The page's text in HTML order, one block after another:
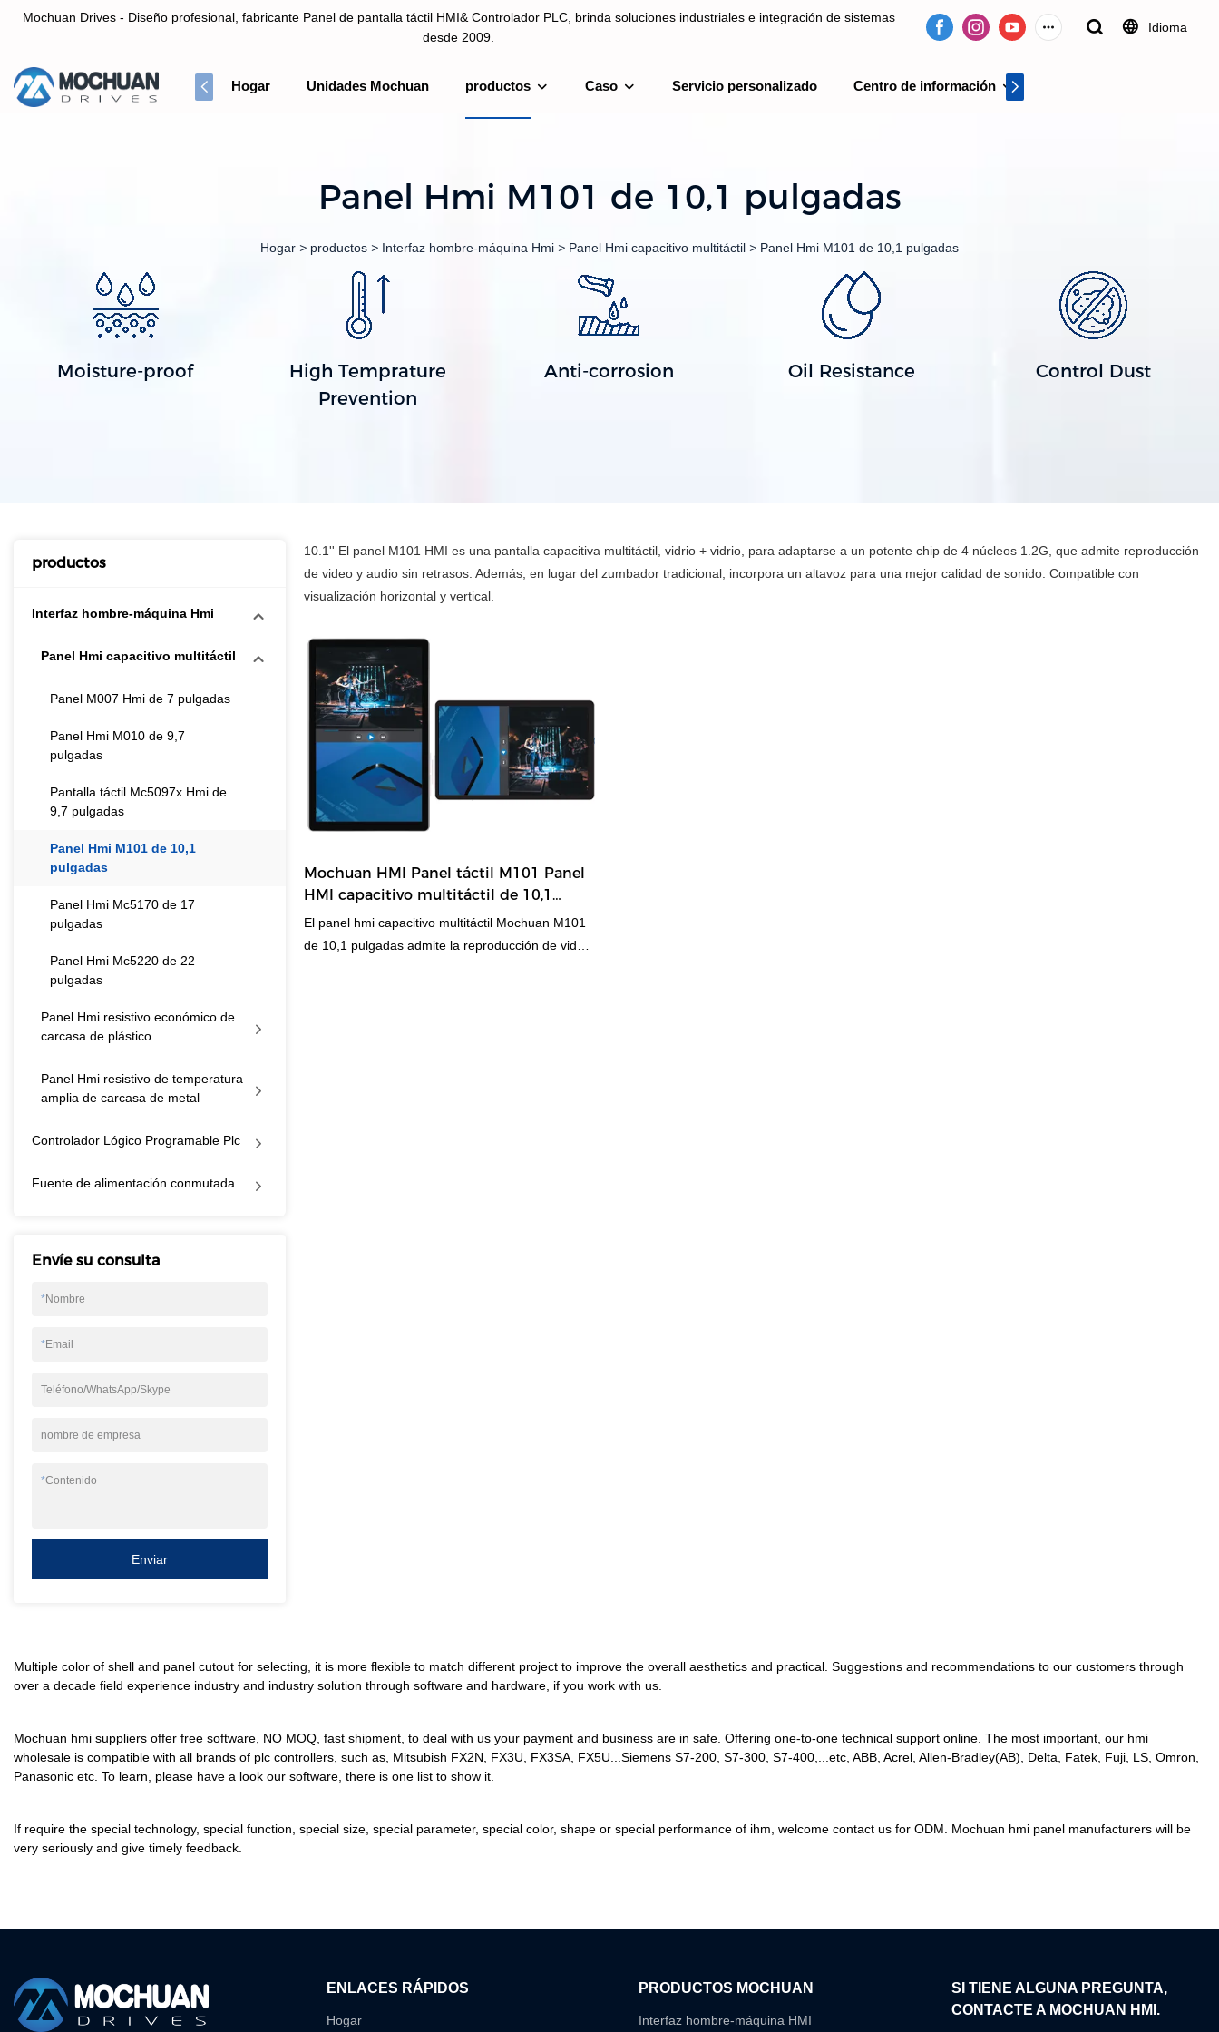
Mochuan Drives - Diseño profesional, fabricante Panel de pantalla táctil HMI& Controlador PLC, brinda soluciones industriales e integración de sistemas
desde 2009.
Diseño profesional, fabricante Panel de pantalla táctil HMI& Controlador PLC, brinda soluciones industriales e integración de sistemas desde 2009.
Idioma
Hogar Unidades Mochuan productos Caso Servicio personalizado Centro de información
Panel Hmi M101 de 10,1 pulgadas
Hogar > productos > Interfaz hombre-máquina Hmi > Panel Hmi capacitivo multitáctil > Panel Hmi M101 de 10,1 pulgadas
Moisture-proof
High Temprature
Prevention
Anti-corrosion Oil Resistance Control Dust
productos
Interfaz hombre-máquina Hmi
Panel Hmi capacitivo multitáctil
Panel M007 Hmi de 7 pulgadas
Panel Hmi M010 de 9,7
pulgadas
Pantalla táctil Mc5097x Hmi de
9,7 pulgadas
Panel Hmi M101 de 10,1
pulgadas
Panel Hmi Mc5170 de 17
pulgadas
Panel Hmi Mc5220 de 22
pulgadas
Panel Hmi resistivo económico de
carcasa de plástico
Panel Hmi resistivo de temperatura
amplia de carcasa de metal
Controlador Lógico Programable Plc
Fuente de alimentación conmutada
Envíe su consulta
*Nombre
*Email
Teléfono/WhatsApp/Skype
nombre de empresa
*Contenido
Enviar
10.1'' El panel M101 HMI es una pantalla capacitiva multitáctil, vidrio + vidrio, para adaptarse a un potente chip de 4 núcleos 1.2G, que admite reproducción
de video y audio sin retrasos. Además, en lugar del zumbador tradicional, incorpora un altavoz para una mejor calidad de sonido. Compatible con
visualización horizontal y vertical.
Mochuan HMI Panel táctil M101 Panel
HMI capacitivo multitáctil de 10,1
pulgadas
El panel hmi capacitivo multitáctil Mochuan M101
de 10,1 pulgadas admite la reproducción de video
Multiple color of shell and panel cutout for selecting, it is more flexible to match different project to improve the overall aesthetics and practical. Suggestions and recommendations to our customers through
over a decade field experience industry and industry solution through software and hardware, if you work with us.
Mochuan hmi suppliers offer free software, NO MOQ, fast shipment, to deal with us your payment and business are in safe. Offering one-to-one technical support online. The most important, our hmi
wholesale is compatible with all brands of plc controllers, such as, Mitsubish FX2N, FX3U, FX3SA, FX5U...Siemens S7-200, S7-300, S7-400,...etc, ABB, Acrel, Allen-Bradley(AB), Delta, Fatek, Fuji, LS, Omron,
Panasonic etc. To learn, please have a look our software, there is one list to show it.
If require the special technology, special function, special size, special parameter, special color, shape or special performance of ihm, welcome contact us for ODM. Mochuan hmi panel manufacturers will be
very seriously and give timely feedback.
ENLACES RÁPIDOS
Hogar
PRODUCTOS MOCHUAN
Interfaz hombre-máquina HMI
SI TIENE ALGUNA PREGUNTA,
CONTACTE A MOCHUAN HMI.